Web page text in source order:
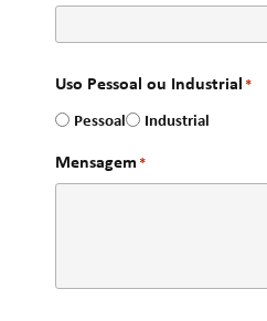
Uso Pessoal ou Industrial *
Pessoal Industrial
Mensagem *